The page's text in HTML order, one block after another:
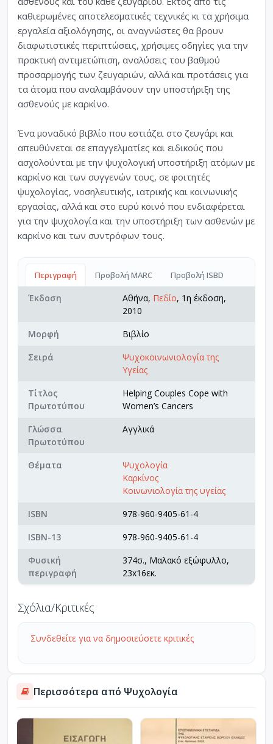
καθιερωμένες αποτελεσματικές τεχνικές κι τα χρήσιμα
εργαλεία αξιολόγησης, οι αναγνώστες θα βρουν
διαφωτιστικές περιπτώσεις, χρήσιμες οδηγίες για την
πρακτική αντιμετώπιση, αναλύσεις του βαθμού
προσαρμογής των ζευγαριών, αλλά και προτάσεις για
τα άτομα που αναλαμβάνουν την υποστήριξη της
ασθενούς με καρκίνο.
Ένα μοναδικό βιβλίο που εστιάζει στο ζευγάρι και
απευθύνεται σε επαγγελματίες και ειδικούς που
ασχολούνται με την ψυχολογική υποστήριξη ατόμων με
καρκίνο και των συγγενών τους, σε φοιτητές
ψυχολογίας, νοσηλευτικής, ιατρικής και κοινωνικής
εργασίας, αλλά και στο ευρύ κοινό που ενδιαφέρεται
για την ψυχολογία και την υποστήριξη των ασθενών με
καρκίνο και των συντρόφων τους.
Περιγραφή Προβολή MARC Προβολή ISBD
Έκδοση Αθήνα, Πεδίο, 1η έκδοση,
2010
Μορφή
Βιβλίο
Σειρά
Ψυχοκοινωνιολογία της
Υγείας
Τίτλος
Πρωτοτύπου
Helping Couples Cope with
Women’s Cancers
Γλώσσα
Πρωτοτύπου
Αγγλικά
Θέματα
Ψυχολογία
Καρκίνος
Κοινωνιολογία της υγείας
ISBN
978-960-9405-61-4
ISBN-13
978-960-9405-61-4
Φυσική
περιγραφή
374σ., Μαλακό εξώφυλλο,
23x16εκ.
Σχόλια/Κριτικές
Συνδεθείτε για να δημοσιεύσετε κριτικές
Περισσότερα από Ψυχολογία